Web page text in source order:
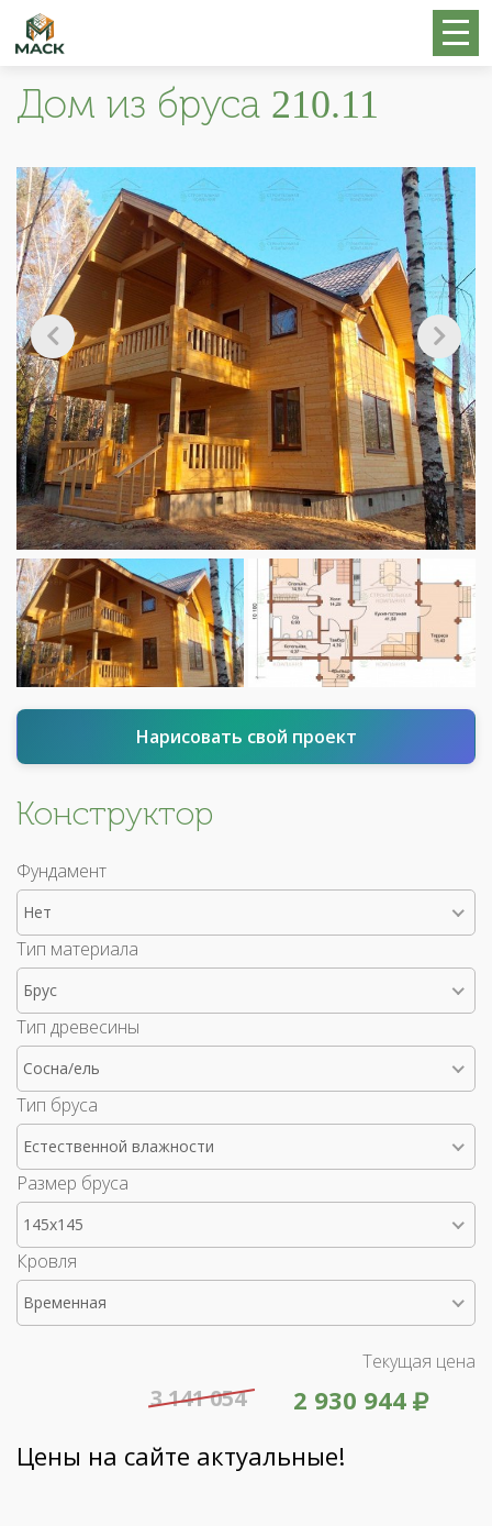
Дом из бруса 210.11
Нарисовать свой проект
Конструктор
Фундамент
Нет
Тип материала
Брус
Тип древесины
Сосна/ель
Тип бруса
Естественной влажности
Размер бруса
145x145
Кровля
Временная
Текущая цена
2 930 944
3 141 054
Цены на сайте актуальные!